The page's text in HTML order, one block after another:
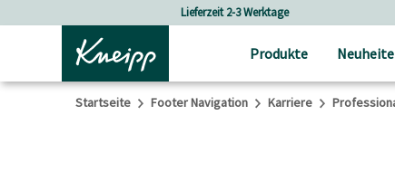
Lieferzeit 2-3 Werktage
Produkte
Startseite Footer Navigation Karriere